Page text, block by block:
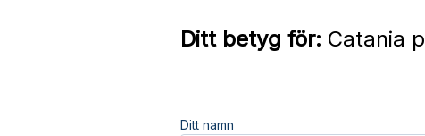
Ditt betyg för: Catania
Ditt namn